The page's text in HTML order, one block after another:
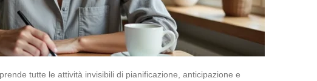
tutte le attività invisibili di pianificazione, anticipazione e